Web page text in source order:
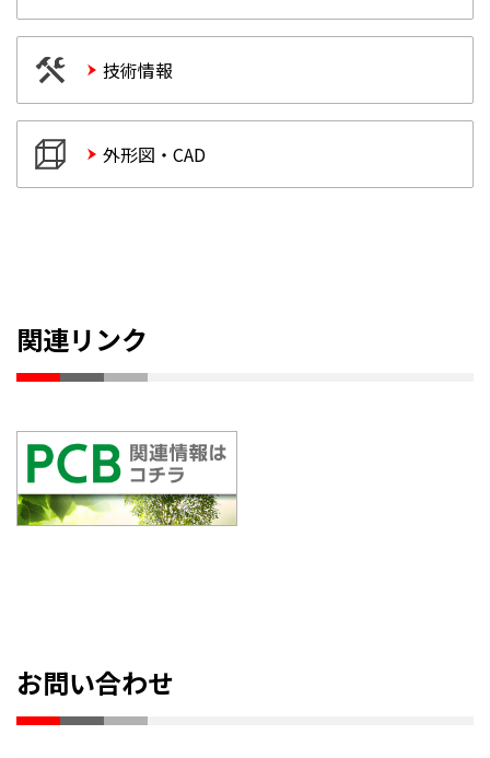
技術情報
外形図・CAD
関連リンク
お問い合わせ